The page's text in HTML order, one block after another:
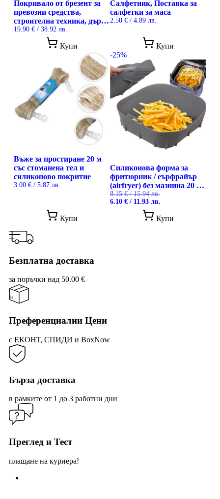
Покривало от брезент за
превозни средства,
строителна техника, дърва
за огрев и материали,
съхранявани навън, 4 х 5
19.90 € / 38.92 лв.
Купи
Салфетник, Поставка за
салфетки за маса
2.50 € / 4.89 лв.
Купи
Въже за простиране 20 м
със стоманена тел и
силиконово покритие
3.00 € / 5.87 лв.
Купи
-25%
Силиконова форма за
фритюрник / еърфрайър
(airfryer) без мазнина 20 x
20 см, за многократна
употреба, Ruhhy
8.15€/ 15.94 лв.
Original
6.10 € / 11.93 лв.
е:
6.10 €
Купи
Безплатна доставка
за поръчки над 50.00 €
Преференциални Цени
с ЕКОНТ, СПИДИ и BoxNow
Бърза доставка
в рамките от 1 до 3 работни дни
Преглед и Тест
плащане на куриера!